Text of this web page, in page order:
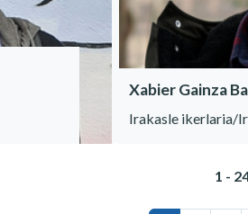
Xabier Gainza
Irakasle ikerlaria/
1 -